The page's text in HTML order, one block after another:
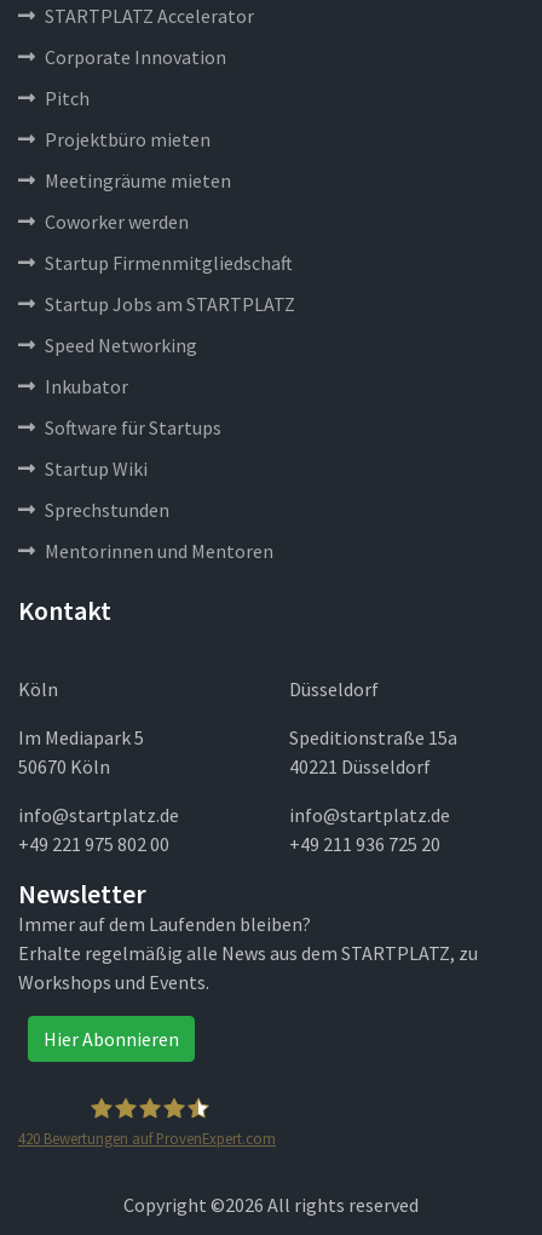
STARTPLATZ Accelerator
Corporate Innovation
Pitch
Projektbüro mieten
Meetingräume mieten
Coworker werden
Startup Firmenmitgliedschaft
Startup Jobs am STARTPLATZ
Speed Networking
Inkubator
Software für Startups
Startup Wiki
Sprechstunden
Mentorinnen und Mentoren
Kontakt
Köln
Im Mediapark 5
50670 Köln
info@startplatz.de
+49 221 975 802 00
Düsseldorf
Speditionstraße 15a
40221 Düsseldorf
info@startplatz.de
+49 211 936 725 20
Newsletter
Immer auf dem Laufenden bleiben?
Erhalte regelmäßig alle News aus dem STARTPLATZ, zu
Workshops und Events.
Hier Abonnieren
420 Bewertungen auf ProvenExpert.com
Copyright ©2026 All rights reserved